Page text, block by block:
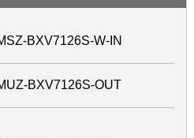
BXV7126S-W-IN
BXV7126S-OUT